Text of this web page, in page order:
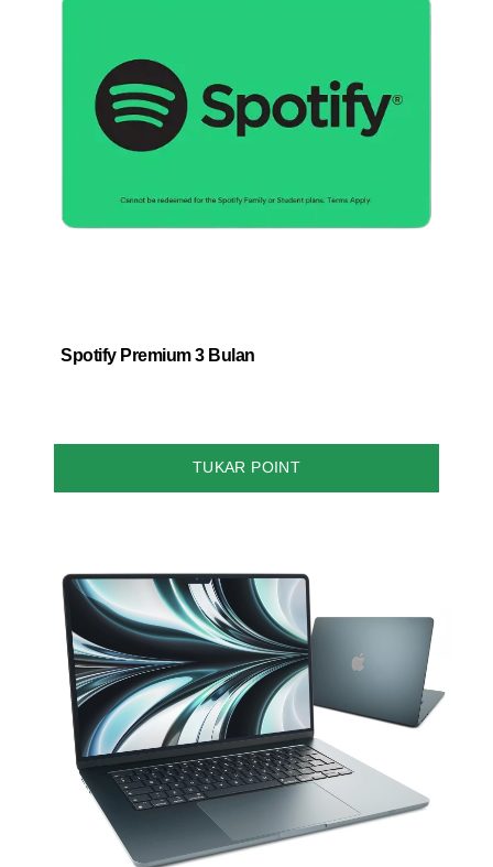
Spotify Premium 3 Bulan
TUKAR POINT